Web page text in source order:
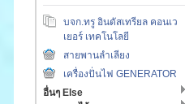
บจก.ทรู อินดัสเทรียล คอนเว
เยอร์ เทคโนโลยี
สายพานลำเลียง
เครื่องปั่นไฟ GENERATOR
อื่นๆ Else